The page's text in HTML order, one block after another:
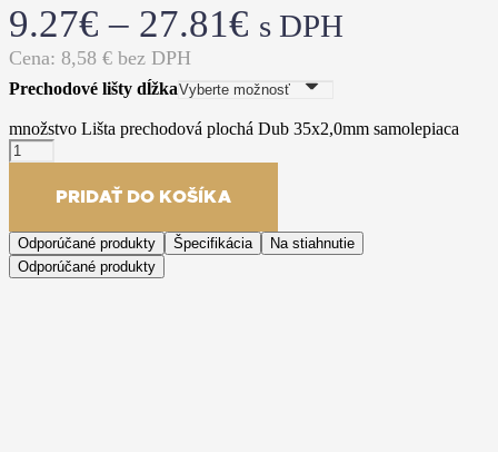
9.27€ – 27.81€ s DPH
Cena: 8,58 € bez DPH
Prechodové lišty dĺžka
množstvo Lišta prechodová plochá Dub 35x2,0mm samolepiaca
PRIDAŤ DO KOŠÍKA
Odporúčané produkty Špecifikácia
Na stiahnutie
Odporúčané produkty